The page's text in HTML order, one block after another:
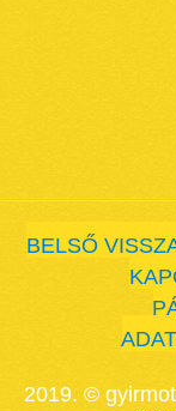
BELSŐ
2019. ©